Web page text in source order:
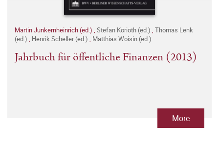
Martin Junkernheinrich (ed.) , Stefan Korioth (ed.) , Thomas Lenk
(ed.) , Henrik Scheller (ed.) , Matthias Woisin (ed.)
Jahrbuch für öffentliche Finanzen (2013)
More